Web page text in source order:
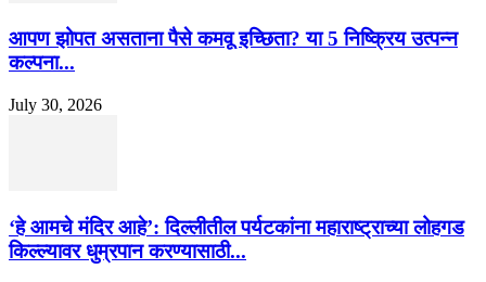
आपण झोपत असताना पैसे कमवू इच्छिता? या 5 निष्क्रिय उत्पन्न
कल्पना...
July 30, 2026
‘हे आमचे मंदिर आहे’: दिल्लीतील पर्यटकांना महाराष्ट्राच्या लोहगड
किल्ल्यावर धुम्रपान करण्यासाठी...